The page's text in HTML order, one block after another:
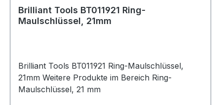
Brilliant Tools BT011921 Ring-
Maulschlüssel, 21mm
Brilliant Tools BT011921 Ring-Maulschlüssel,
21mm Weitere Produkte im Bereich Ring-
Maulschlüssel, 21 mm